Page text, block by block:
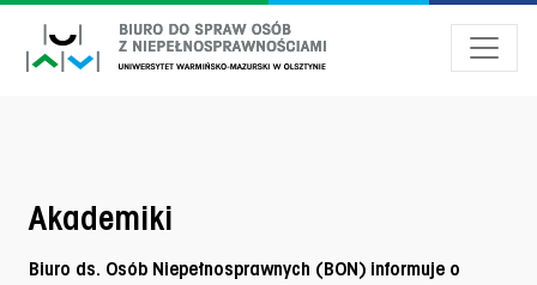
Akademiki
Biuro ds. Osób Niepełnosprawnych (BON) informuje o